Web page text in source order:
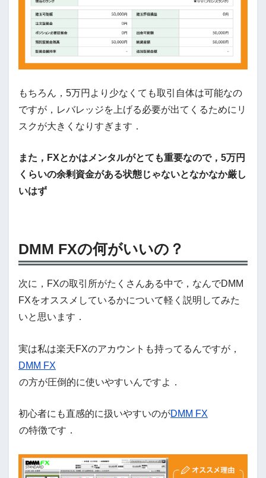
もちろん，5万円より少なくても取引自体は可能なの
ですが，レバレッジを上げる必要が出てくるためにリ
スクが大きくなりすぎます．
また，FXとかはメンタルがとても重要なので，5万円
くらいの余剰資金がある状態じゃないとなかなか厳し
いはず
DMM FXの何がいいの？
次に，FXの取引所がたくさんある中で，なんでDMM
FXをオススメしているかについて軽く説明してみた
いと思います．
実は私は楽天FXのアカウントも持ってるんですが，
DMM FX
の方が圧倒的に使いやすいんですよ．
初心者にも直感的に扱いやすいのがDMM FX
の特徴です．